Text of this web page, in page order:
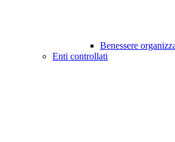
Benessere
Enti controllati